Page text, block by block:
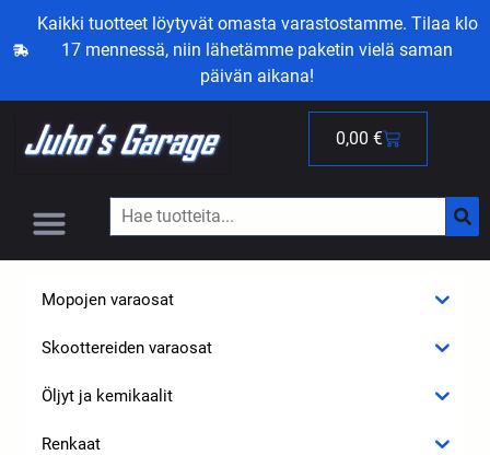
Kaikki tuotteet löytyvät omasta varastostamme. Tilaa klo
17 mennessä, niin lähetämme paketin vielä saman
päivän aikana!
0,00 €
Mopojen varaosat
Skoottereiden varaosat
Öljyt ja kemikaalit
Renkaat